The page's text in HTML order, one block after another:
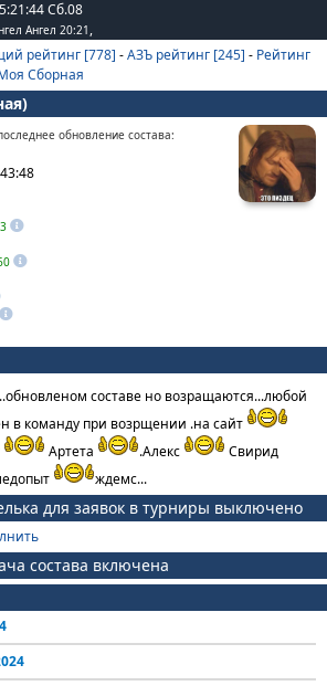
:21:44Сб.08
Ангел 20:21 ,
рейтинг [778] -АЗЪ рейтинг [245] - Рейтинг
Сборная
обновление состава:
составе но возращаются...любой
в команду при возрщении .на сайт
Артета .Алекс
Свирид
ждемс...
для заявок в турниры выключено
состава включена